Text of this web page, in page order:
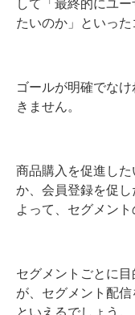
して「最終的にユ
たいのか」といった
ゴールが明確でな
きません。
商品購入を促進し
か、会員登録を促
よって、セグメン
セグメントごとに
が、セグメント配
といえるでしょう。